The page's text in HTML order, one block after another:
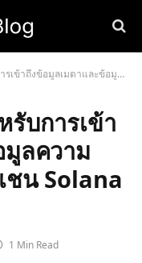
อมูลความเป็นเจ้าของบนบล็อกเชน Solana คืออะไร?
บการเข้า
ลความ
ชน Solana
1 Min Read